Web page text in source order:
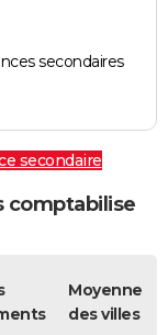
secondaires
secondaire
comptabilise
Moyenne
des villes